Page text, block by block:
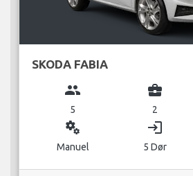
SKODA FABIA
group
5
business_center
2
miscellaneous_services
Manuel
login
5 Dør